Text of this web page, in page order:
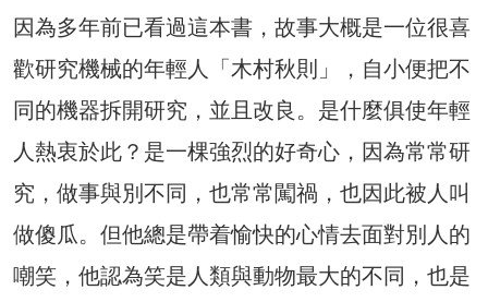
因為多年前已看過這本書，故事大概是一位很喜
歡研究機械的年輕人「木村秋則」，自小便把不
同的機器拆開研究，並且改良。是什麼俱使年輕
人熱衷於此？是一棵強烈的好奇心，因為常常研
究，做事與別不同，也常常闖禍，也因此被人叫
做傻瓜。但他總是帶着愉快的心情去面對別人的
嘲笑，他認為笑是人類與動物最大的不同，也是